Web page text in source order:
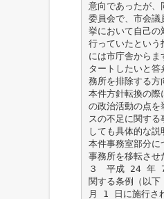
意向であったが
委員会で、市会議
挙において自己の
行っていたという
には市庁舎からま
タートしたいと
務所を排除する方
本件方針転換の際
の政治活動の点を
スの不足に関す
しても具体的な説
本件事務室部分に
事務所を移転させ
３ 平成 24 年 7
関する条例（以
月 1 日に施行さ